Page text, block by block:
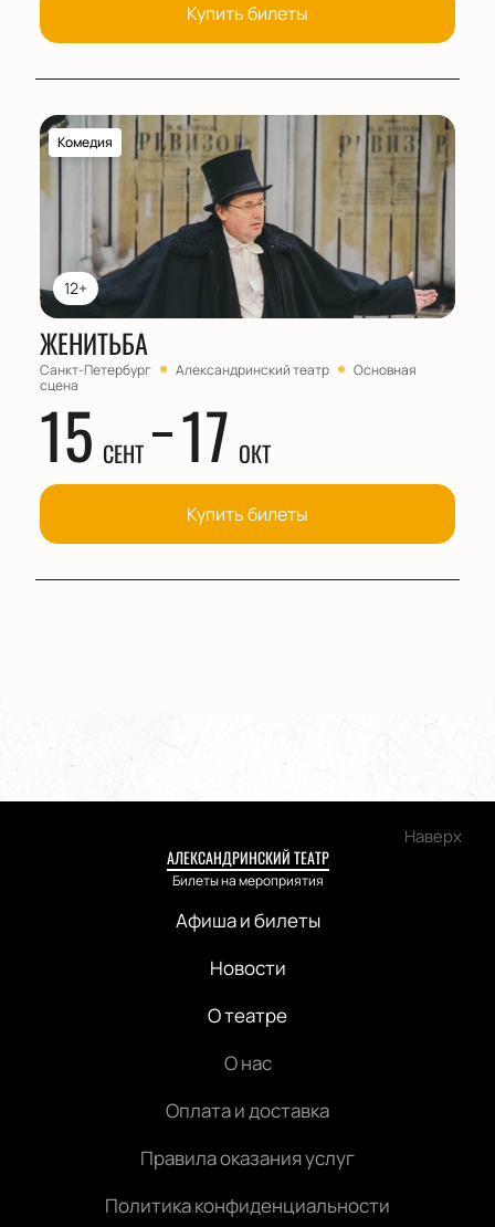
Купить билеты
12+
Комедия
ЖЕНИТЬБА
Санкт-Петербург Александринский театр
Основная
сцена
15 СЕНТ 17 ОКТ
Купить билеты
Наверх
АЛЕКСАНДРИНСКИЙ ТЕАТР
Билеты на мероприятия
Афиша и билеты
Новости
О театре
О нас
Оплата и доставка
Правила оказания услуг
Политика конфиденциальности